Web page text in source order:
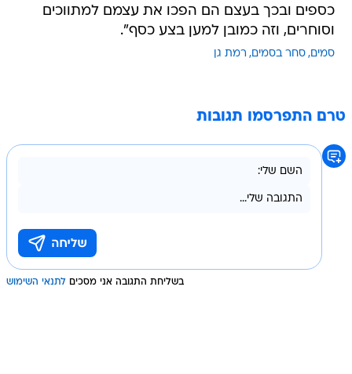
כספים ובכך בעצם הם הפכו את עצמם למתווכים
וסוחרים, וזה כמובן למען בצע כסף".
סמים סחר בסמים רמת גן
טרם התפרסמו תגובות
בשליחת התגובה אני מסכים לתנאי השימוש